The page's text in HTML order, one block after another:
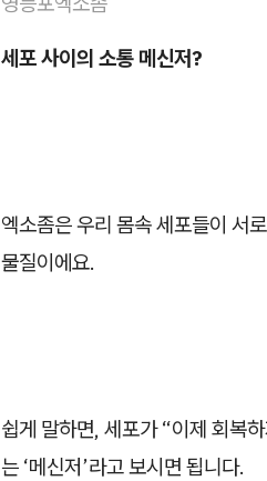
세포 사이의 소통 메신저?
엑소좀은 우리 몸속 세포들이 서
물질이에요.
쉽게 말하면, 세포가 “이제 회복
는 ‘메신저’라고 보시면 됩니다.